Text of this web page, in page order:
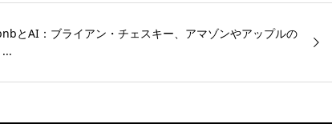
とAI：ブライアン・チェスキー、アマゾンやアップルの